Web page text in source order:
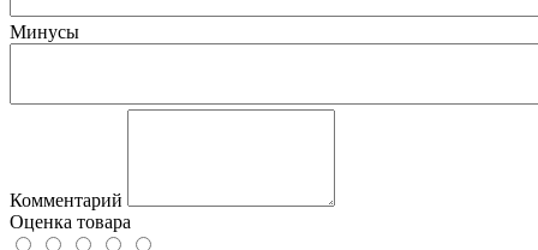
Минусы
Комментарий
Оценка товара